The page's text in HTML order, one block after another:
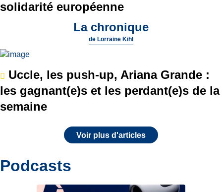
solidarité européenne
La chronique
de Lorraine Kihl
Uccle, les push-up, Ariana Grande :
les gagnant(e)s et les perdant(e)s de la
semaine
Voir plus d'articles
Podcasts